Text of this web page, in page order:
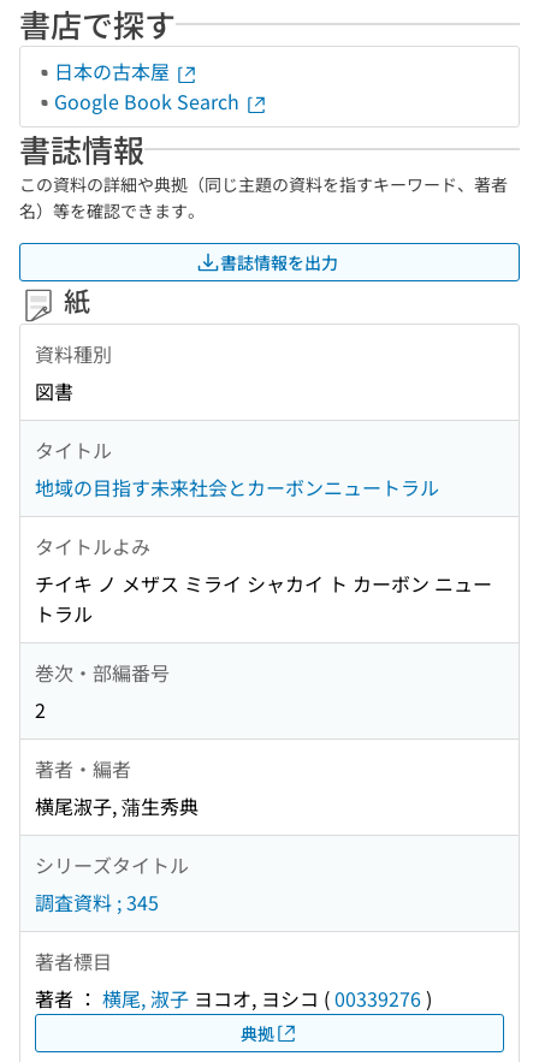
書店で探す
日本の古本屋
Google Book Search
書誌情報
この資料の詳細や典拠（同じ主題の資料を指すキーワード、著者
名）等を確認できます。
書誌情報を出力
紙
資料種別
図書
タイトル
地域の目指す未来社会とカーボンニュートラル
タイトルよみ
チイキ ノ メザス ミライ シャカイ ト カーボン ニュー
トラル
巻次・部編番号
2
著者・編者
横尾淑子, 蒲生秀典
シリーズタイトル
調査資料 ; 345
著者標目
著者 ： 横尾, 淑子 ヨコオ, ヨシコ (00339276)
典拠